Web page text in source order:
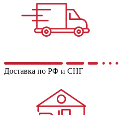
Доставка по РФ и СНГ